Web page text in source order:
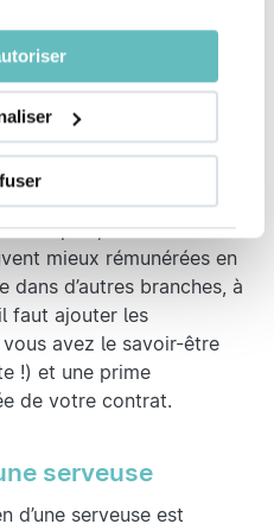
en
restauration en Suisse
des salaires peuvent
fonction du chiffre
De plus, les heures
mieux rémunérées en
d’autres branches, à
faut ajouter les
avez le savoir-être
!) et une prime
de votre contrat.
serveuse
d’une serveuse est